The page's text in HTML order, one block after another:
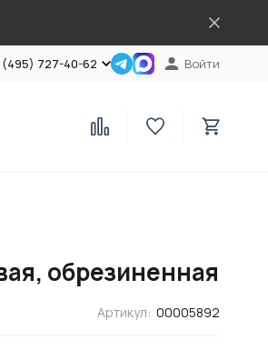
(495) 727-40-62 Войти
обрезиненная
Артикул: 00005892